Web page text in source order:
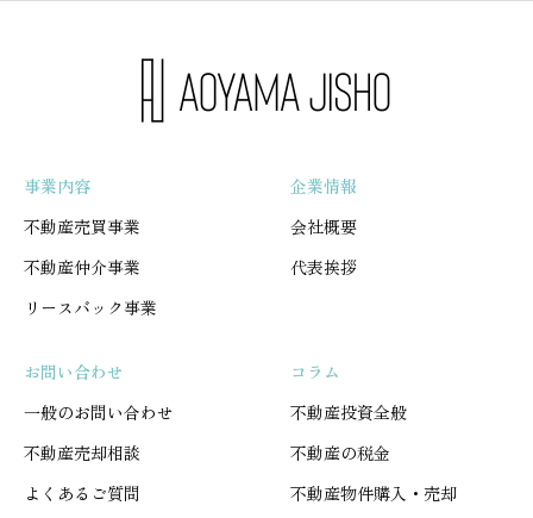
事業内容
不動産売買事業
不動産仲介事業
リースバック事業
企業情報
会社概要
代表挨拶
お問い合わせ
一般のお問い合わせ
不動産売却相談
よくあるご質問
コラム
不動産投資全般
不動産の税金
不動産物件購入・売却